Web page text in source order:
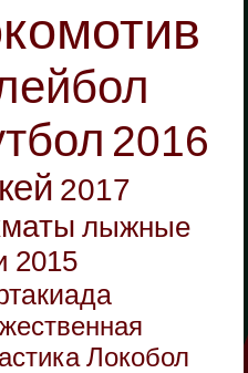
2016
2017
лыжные
2015
Локобол